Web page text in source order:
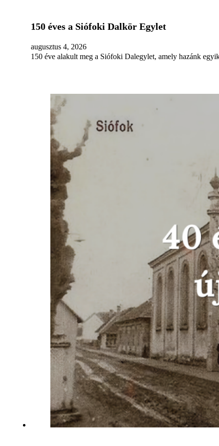
150 éves a Siófoki Dalkör Egylet
augusztus 4, 2026
150 éve alakult meg a Siófoki Dalegylet, amely hazánk